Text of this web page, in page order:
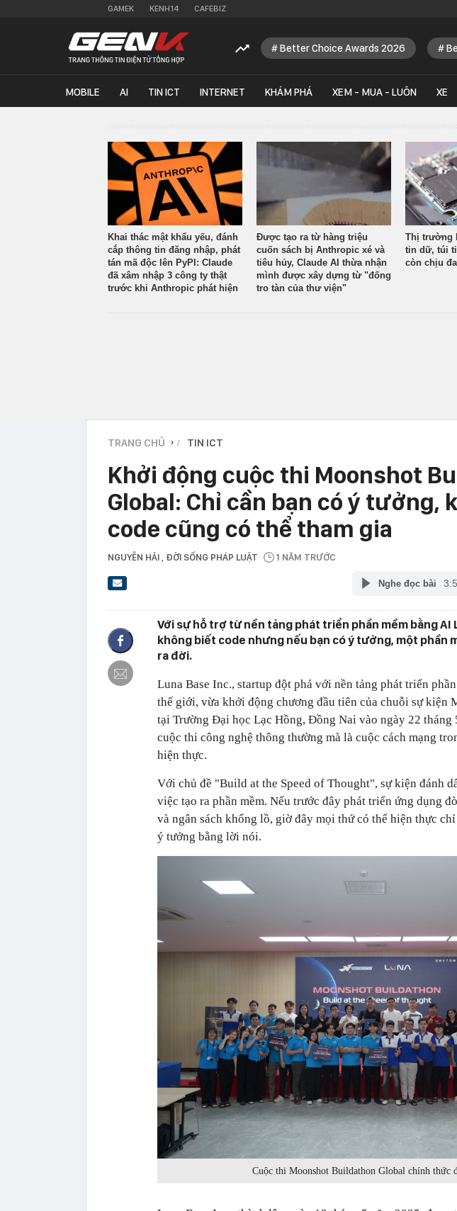
GAMEK KENH14 CAFEBIZ
Better Choice Awards 2026
MOBILE AI TIN ICT INTERNET KHÁM PHÁ XEM - MUA - LUÔN XE
Khai thác mật khẩu yếu, đánh
cắp thông tin đăng nhập, phát
tán mã độc lên PyPI: Claude
đã xâm nhập 3 công ty thật
trước khi Anthropic phát hiện
Được tạo ra từ hàng triệu
cuốn sách bị Anthropic xé và
tiêu hủy, Claude AI thừa nhận
mình được xây dựng từ "đống
tro tàn của thư viện"
Thị trường
tin dữ, túi
còn chịu
TRANG CHỦ › TIN ICT
Khởi động cuộc thi Moonshot
Global: Chỉ cần bạn có ý tưởng,
code cũng có thể tham gia
NGUYỄN HẢI , ĐỜI SỐNG PHÁP LUẬT 1 NĂM TRƯỚC
Nghe đọc bài
Với sự hỗ trợ từ nền tảng phát triển phần mềm bằng AI
không biết code nhưng nếu bạn có ý tưởng, một phần
ra đời.
Luna Base Inc., startup đột phá với nền tảng phát triển
thế giới, vừa khởi động chương đầu tiên của chuỗi sự kiện
tại Trường Đại học Lạc Hồng, Đồng Nai vào ngày 22
cuộc thi công nghệ thông thường mà là cuộc cách mạng
hiện thực.
Với chủ đề "Build at the Speed of Thought", sự kiện đánh
việc tạo ra phần mềm. Nếu trước đây phát triển ứng dụng
và ngân sách khổng lồ, giờ đây mọi thứ có thể hiện thực
ý tưởng bằng lời nói.
Cuộc thi Moonshot Buildathon Global chính thức